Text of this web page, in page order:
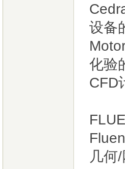
设备
化验
CFD
几何